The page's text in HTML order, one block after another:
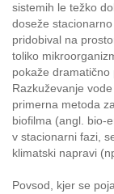
sistemih le težko
doseže
pridobival na
toliko
pokaže
Razkuževanje
primerna metoda
biofilma (angl. bio-
v stacionarni fazi,
klimatski napravi
Povsod, kjer se